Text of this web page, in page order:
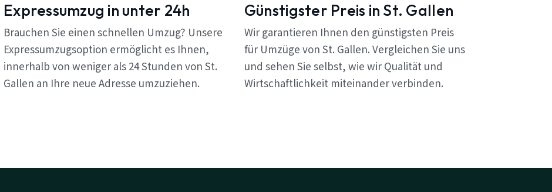
Expressumzug in unter 24h
Brauchen Sie einen schnellen Umzug? Unsere
Expressumzugsoption ermöglicht es Ihnen,
innerhalb von weniger als 24 Stunden von St.
Gallen an Ihre neue Adresse umzuziehen.
Günstigster Preis in St. Gallen
Wir garantieren Ihnen den günstigsten Preis
für Umzüge von St. Gallen. Vergleichen Sie uns
und sehen Sie selbst, wie wir Qualität und
Wirtschaftlichkeit miteinander verbinden.